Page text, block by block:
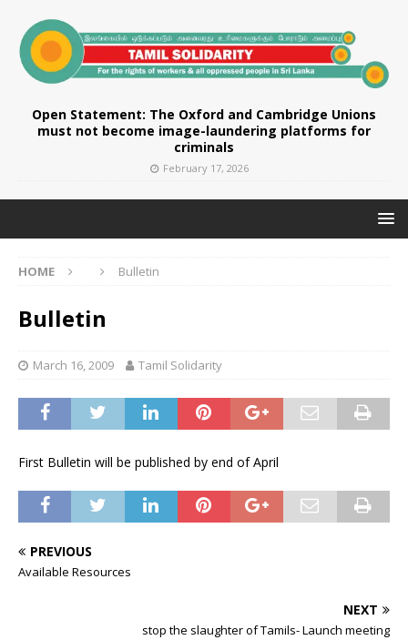
Open Statement: The Oxford and Cambridge Unions
must not become image-laundering platforms for
criminals
February 17, 2026
HOME Bulletin
Bulletin
March 16, 2009 Tamil Solidarity
First Bulletin will be published by end of April
PREVIOUS
Available Resources
NEXT
stop the slaughter of Tamils- Launch meeting